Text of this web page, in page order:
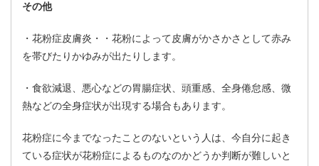
その他
・花粉症皮膚炎・・花粉によって皮膚がかさかさとして赤み
を帯びたりかゆみが出たりします。
・食欲減退、悪心などの胃腸症状、頭重感、全身倦怠感、微
熱などの全身症状が出現する場合もあります。
花粉症に今までなったことのないという人は、今自分に起き
ている症状が花粉症によるものなのかどうか判断が難しいと